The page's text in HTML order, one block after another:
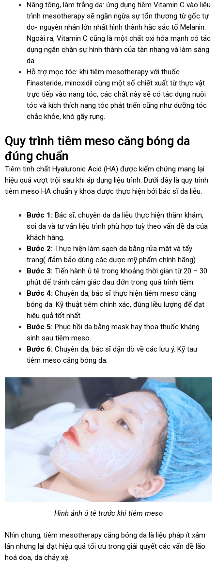
Nâng tông, làm trắng da: ứng dụng tiêm Vitamin C vào liệu
trình mesotherapy sẽ ngăn ngừa sự tổn thương từ gốc tự
do- nguyên nhân lớn nhất hình thành hắc sắc tố Melanin.
Ngoài ra, Vitamin C cũng là một chất oxi hóa mạnh có tác
dụng ngăn chặn sự hình thành của tàn nhang và làm sáng
da.
Hỗ trợ mọc tóc: khi tiêm mesotherapy với thuốc
Finasteride, minoxidil cùng một số chiết xuất từ thực vật
trực tiếp vào nang tóc, các chất này sẽ có tác dụng nuôi
tóc và kích thích nang tóc phát triển cũng như dưỡng tóc
chắc khỏe, khó gãy rụng.
Quy trình tiêm meso căng bóng da
đúng chuẩn
Tiêm tinh chất Hyaluronic Acid (HA) được kiểm chứng mang lại
hiệu quả vượt trội sau khi áp dụng liệu trình. Dưới đây là quy trình
tiêm meso HA chuẩn y khoa được thực hiện bởi bác sĩ da liễu:
Bước 1: Bác sĩ, chuyên da da liễu thực hiện thăm khám,
soi da và tư vấn liệu trình phù hợp tuỳ theo vấn đề da của
khách hàng.
Bước 2: Thực hiện làm sạch da bằng rửa mặt và tẩy
trang( đảm bảo dùng các dược mỹ phẩm chính hãng).
Bước 3: Tiến hành ủ tê trong khoảng thời gian từ 20 – 30
phút để tránh cảm giác đau đớn trong quá trình tiêm.
Bước 4: Chuyên da, bác sĩ thực hiện tiêm meso căng
bóng da. Kỹ thuật tiêm chính xác, đúng liều lượng để đạt
hiệu quả tốt nhất.
Bước 5: Phục hồi da bằng mask hay thoa thuốc kháng
sinh sau tiêm meso.
Bước 6: Chuyên da, bác sĩ dặn dò về các lưu ý. Kỹ tau
tiêm meso căng bóng da.
Hình ảnh ủ tê trước khi tiêm meso
Nhìn chung, tiêm mesotherapy căng bóng da là liệu pháp ít xâm
lấn nhưng lại đạt hiệu quả tối ưu trong giải quyết các vấn đề lão
hoá doa, da chảy xệ.